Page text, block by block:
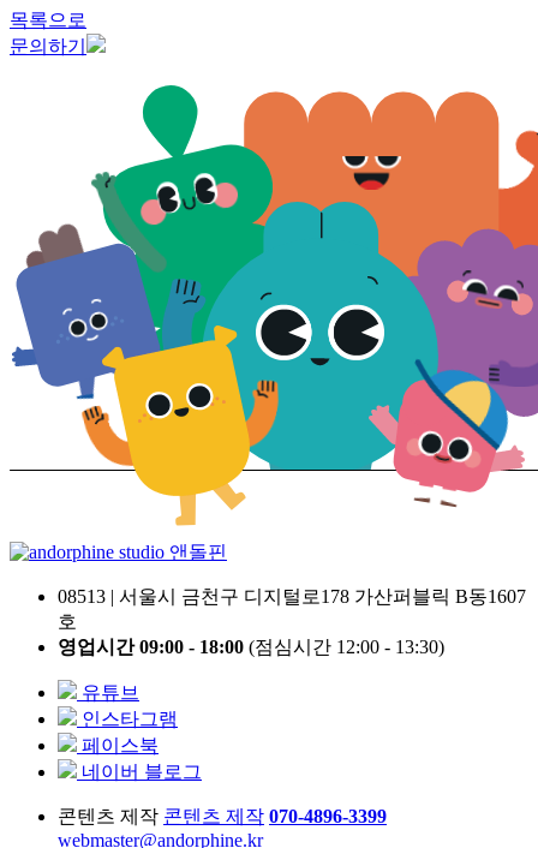
목록으로
문의하기
앤돌핀
08513 | 서울시 금천구 디지털로178 가산퍼블릭 B동1607
호
영업시간 09:00 - 18:00 (점심시간 12:00 - 13:30)
유튜브
인스타그램
페이스북
네이버 블로그
콘텐츠 제작 콘텐츠 제작 070-4896-3399
webmaster@andorphine.kr